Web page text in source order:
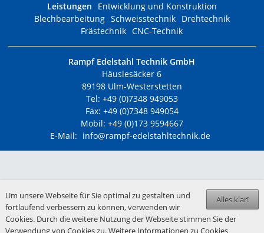
Leistungen
Entwicklung und Konstruktion
Blechbearbeitung Schweisstechnik Drehtechnik
Frästechnik CNC-Technik
Rampf Edelstahl Technik GmbH
Häuslesäcker 6
89198 Ulm-Westerstetten
Tel: +49 (0)7348 949053
Fax: +49 (0)7348 949054
Mobil: +49 (0)173 9594667
E-Mail: info@rampf-edelstahltechnik.de
Alles klar!
Um unsere Webseite für Sie optimal zu gestalten und
fortlaufend verbessern zu können, verwenden wir
Cookies. Durch die weitere Nutzung der Webseite stimmen Sie der
Verwendung von Cookies zu. Weitere Informationen zu Cookies